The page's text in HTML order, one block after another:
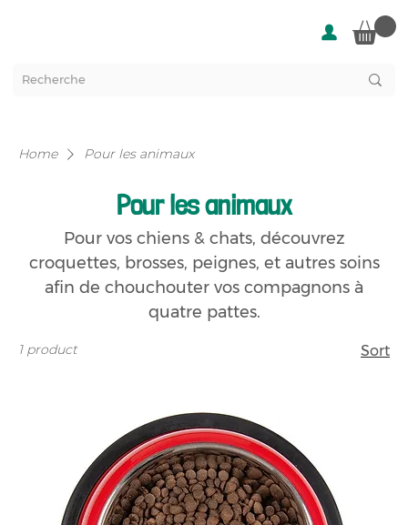
Home Pour les animaux
Pour les animaux
Pour vos chiens & chats, découvrez
croquettes, brosses, peignes, et autres soins
afin de chouchouter vos compagnons à
quatre pattes.
1 product Sort